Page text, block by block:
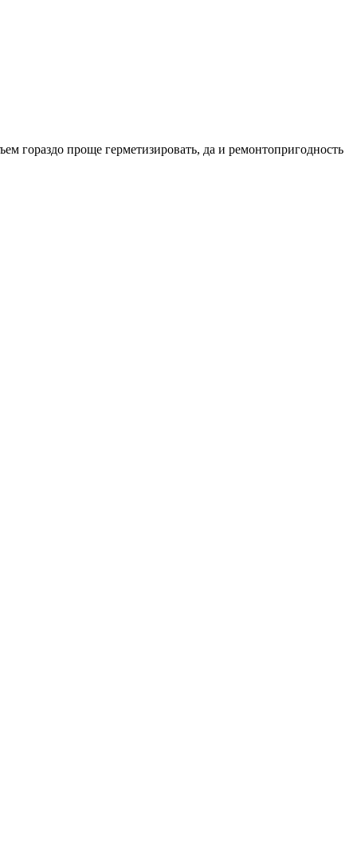
гораздо проще герметизировать, да и ремонтопригодность